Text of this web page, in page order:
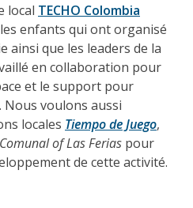
local TECHO Colombia
enfants qui ont organisé
ainsi que les leaders de la
en collaboration pour
et le support pour
voulons aussi
locales Tiempo de Juego,
of Las Ferias pour
de cette activité.